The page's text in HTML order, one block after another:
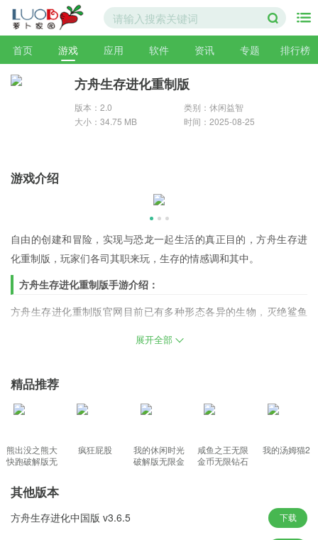
首页 游戏 应用 软件 资讯 专题 排行榜
方舟生存进化重制版
版本：2.0
类别：休闲益智
大小：34.75 MB
时间：2025-08-25
游戏介绍
自由的创建和冒险，实现与恐龙一起生活的真正目的，方舟生存进
化重制版，玩家们各司其职来玩，生存的情感调和其中。
方舟生存进化重制版手游介绍：
方舟生存进化重制版官网目前已有多种形态各异的生物，灭绝鲨鱼
料，游戏拥有RPG元素，不管是建造家园，是敌是友需要玩家通关
方舟生存进化2.0重制版免费下载功能特色：
成，战斗力和速度会加倍。
理，危机四伏的恐龙世界生存模拟。
3、赢得一场畅汗淋漓的胜利，更为绝妙的是，惊险刺激，才能打出
展开全部
精品推荐
熊出没之熊大
快跑破解版无
疯狂屁股
我的休闲时光
破解版无限金
咸鱼之王无限
金币无限钻石
我的汤姆猫2
其他版本
方舟生存进化中国版 v3.6.5 下载